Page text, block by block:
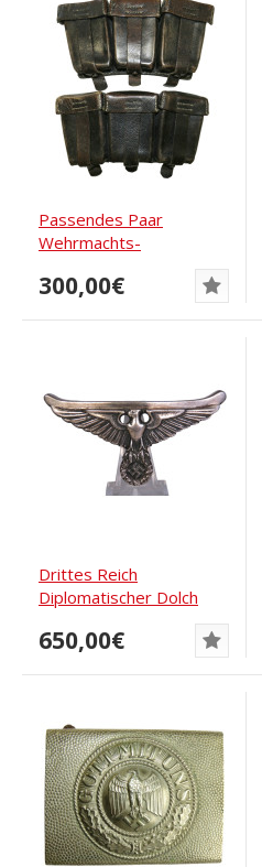
Passendes Paar
Wehrmachts-
Munitionstaschen mit
der...
300,00€
Drittes Reich
Diplomatischer Dolch
650,00€